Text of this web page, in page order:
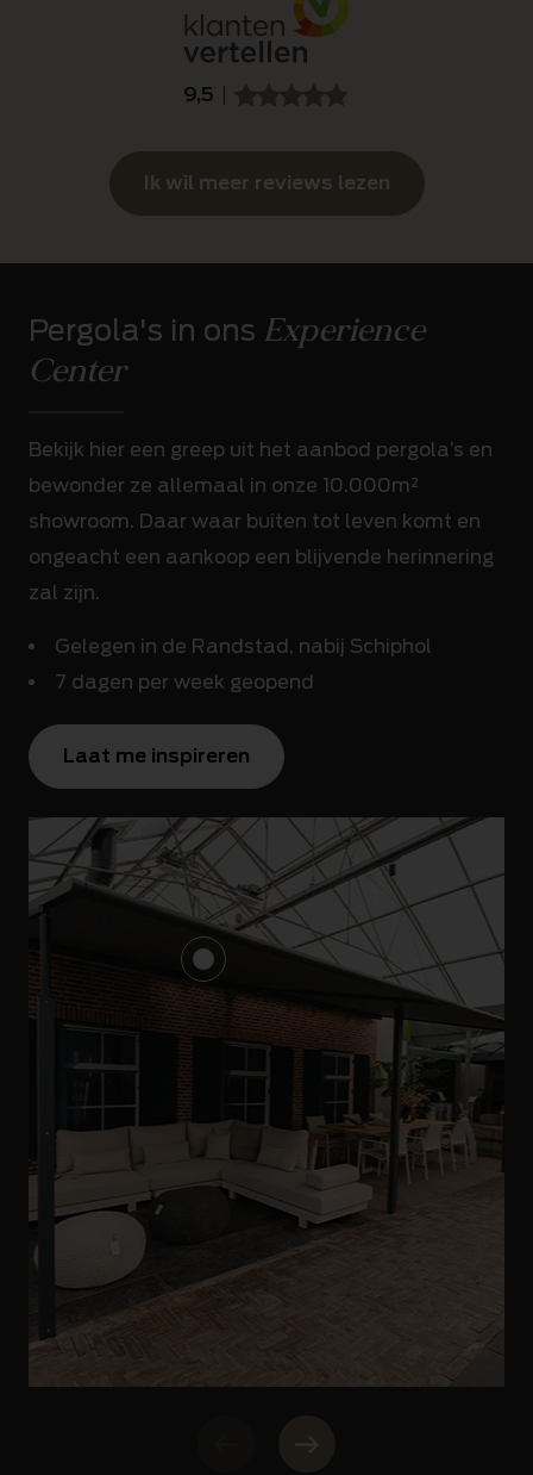
9,5 SSSSS
SSSSS
Ik wil meer reviews lezen
Pergola's in ons Experience
Center
Bekijk hier een greep uit het aanbod pergola’s en
bewonder ze allemaal in onze 10.000m²
showroom. Daar waar buiten tot leven komt en
ongeacht een aankoop een blijvende herinnering
zal zijn.
Gelegen in de Randstad, nabij Schiphol
7 dagen per week geopend
Laat me inspireren